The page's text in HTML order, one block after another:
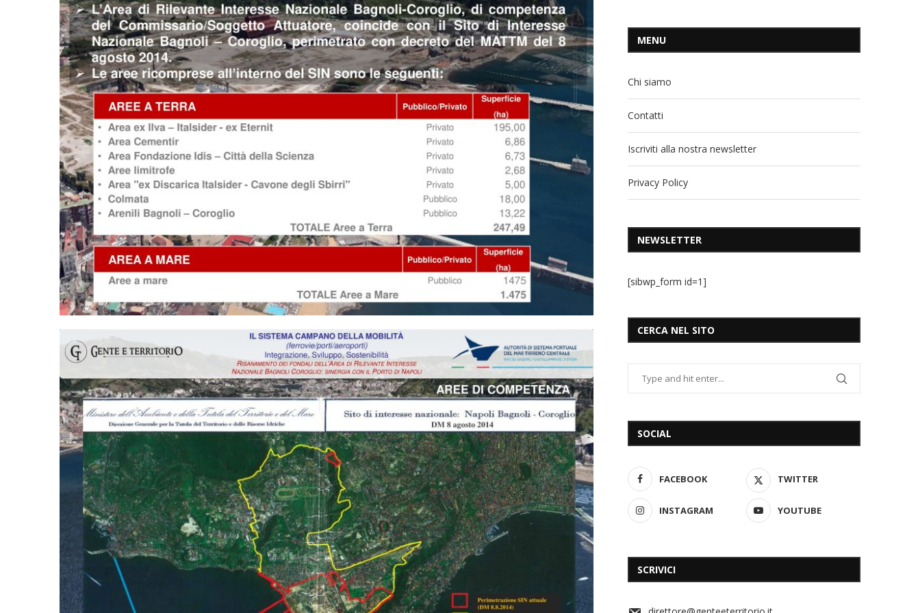
MENU
Chi siamo
Contatti
Iscriviti alla nostra newsletter
Privacy Policy
NEWSLETTER
[sibwp_form id=1]
CERCA NEL SITO
SOCIAL
FACEBOOK TWITTER
INSTAGRAM YOUTUBE
SCRIVICI